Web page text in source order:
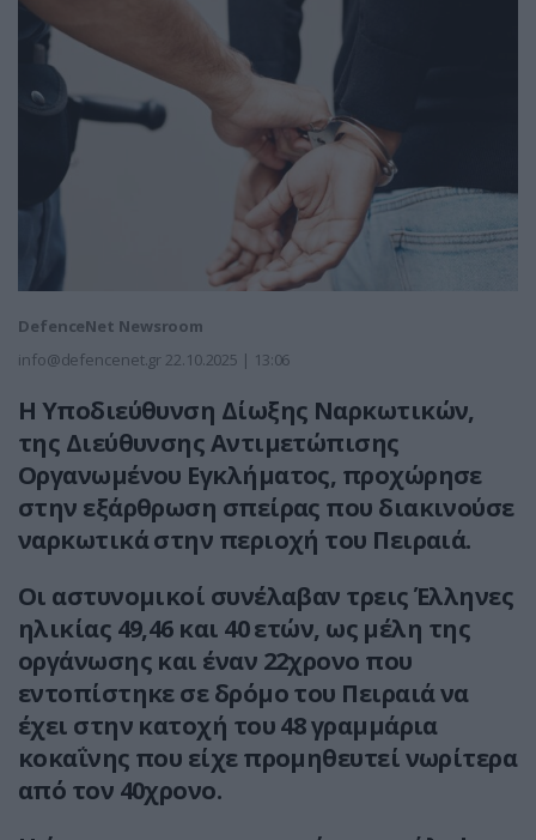
DefenceNet Newsroom
info@defencenet.gr 22.10.2025 | 13:06
Η Υποδιεύθυνση Δίωξης Ναρκωτικών,
της Διεύθυνσης Αντιμετώπισης
Οργανωμένου Εγκλήματος, προχώρησε
στην εξάρθρωση σπείρας που διακινούσε
ναρκωτικά στην περιοχή του Πειραιά.
Οι αστυνομικοί συνέλαβαν τρεις Έλληνες
ηλικίας 49,46 και 40 ετών, ως μέλη της
οργάνωσης και έναν 22χρονο που
εντοπίστηκε σε δρόμο του Πειραιά να
έχει στην κατοχή του 48 γραμμάρια
κοκαΐνης που είχε προμηθευτεί νωρίτερα
από τον 40χρονο.